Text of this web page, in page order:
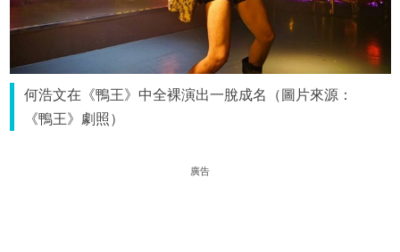
何浩文在《鴨王》中全裸演出一脫成名（圖片來源：
《鴨王》劇照）
廣告